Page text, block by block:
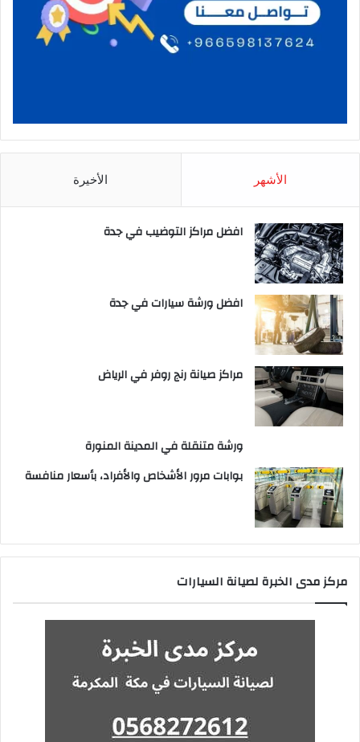
الأشهر الأخيرة
افضل مراكز التوضيب في جدة
افضل ورشة سيارات في جدة
مراكز صيانة رنج روفر في الرياض
ورشة متنقلة في المدينة المنورة
بوابات مرور الأشخاص والأفراد، بأسعار منافسة
مركز مدى الخبرة لصيانة السيارات